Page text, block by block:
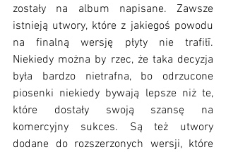
zostały na album napisane. Zawsze
istnieją utwory, które z jakiegoś powodu
na finalną wersję płyty nie trafiłī.
Niekiedy można by rzec, że taka decyzja
była bardzo nietrafna, bo odrzucone
piosenki niekiedy bywają lepsze niż te,
które dostały swoją szansę na
komercyjny sukces. Są też utwory
dodane do rozszerzonych wersji, które